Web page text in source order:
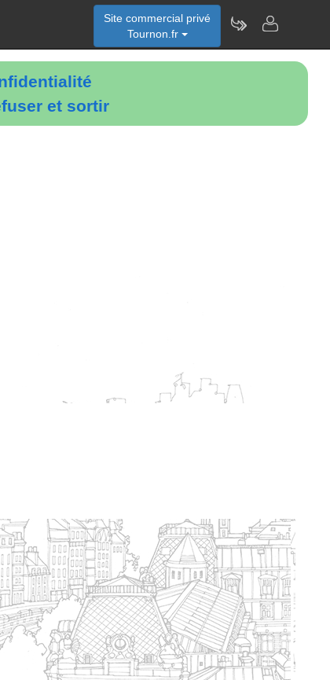
et sortir
Site commercial privé
Tournon.fr